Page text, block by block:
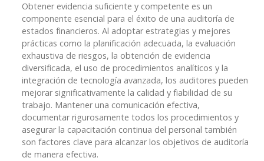
Obtener evidencia suficiente y competente es un
componente esencial para el éxito de una auditoría de
estados financieros. Al adoptar estrategias y mejores
prácticas como la planificación adecuada, la evaluación
exhaustiva de riesgos, la obtención de evidencia
diversificada, el uso de procedimientos analíticos y la
integración de tecnología avanzada, los auditores pueden
mejorar significativamente la calidad y fiabilidad de su
trabajo. Mantener una comunicación efectiva,
documentar rigurosamente todos los procedimientos y
asegurar la capacitación continua del personal también
son factores clave para alcanzar los objetivos de auditoría
de manera efectiva.